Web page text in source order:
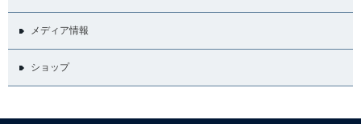
メディア情報
ショップ